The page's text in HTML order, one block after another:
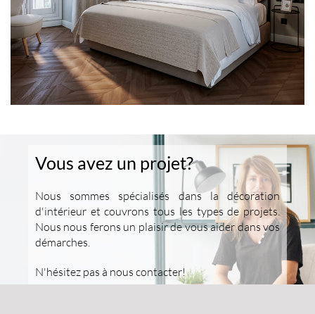
Vous avez un projet?
Nous sommes spécialisés dans la décoration
d'intérieur et couvrons tous les types de projets.
Nous nous ferons un plaisir de vous aider dans vos
démarches.
N'hésitez pas à nous contacter!